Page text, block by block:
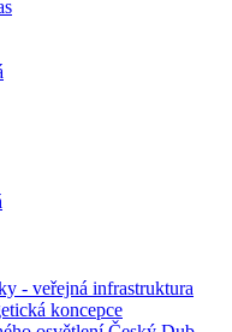
- veřejná infrastruktura
koncepce